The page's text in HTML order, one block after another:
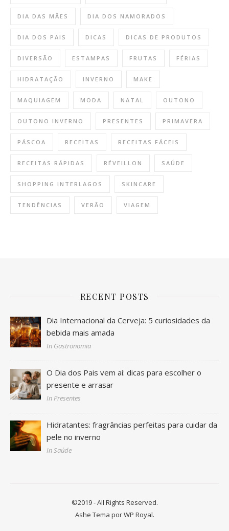
DIA DAS MÃES DIA DOS NAMORADOS
DIA DOS PAIS DICAS DICAS DE PRODUTOS
DIVERSÃO ESTAMPAS FRUTAS FÉRIAS
HIDRATAÇÃO INVERNO MAKE
MAQUIAGEM MODA NATAL OUTONO
OUTONO INVERNO PRESENTES PRIMAVERA
PÁSCOA RECEITAS RECEITAS FÁCEIS
RECEITAS RÁPIDAS RÉVEILLON SAÚDE
SHOPPING INTERLAGOS SKINCARE
TENDÊNCIAS VERÃO VIAGEM
RECENT POSTS
Dia Internacional da Cerveja: 5 curiosidades da
bebida mais amada
In Gastronomia
O Dia dos Pais vem aí: dicas para escolher o
presente e arrasar
In Presentes
Hidratantes: fragrâncias perfeitas para cuidar da
pele no inverno
In Saúde
©2019 - All Rights Reserved.
Ashe Tema porWP Royal.